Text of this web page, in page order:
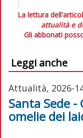
La lettura
attualità e
Gli abbonati
Leggi anche
Attualità, 2026-
Santa Sede
omelie dei